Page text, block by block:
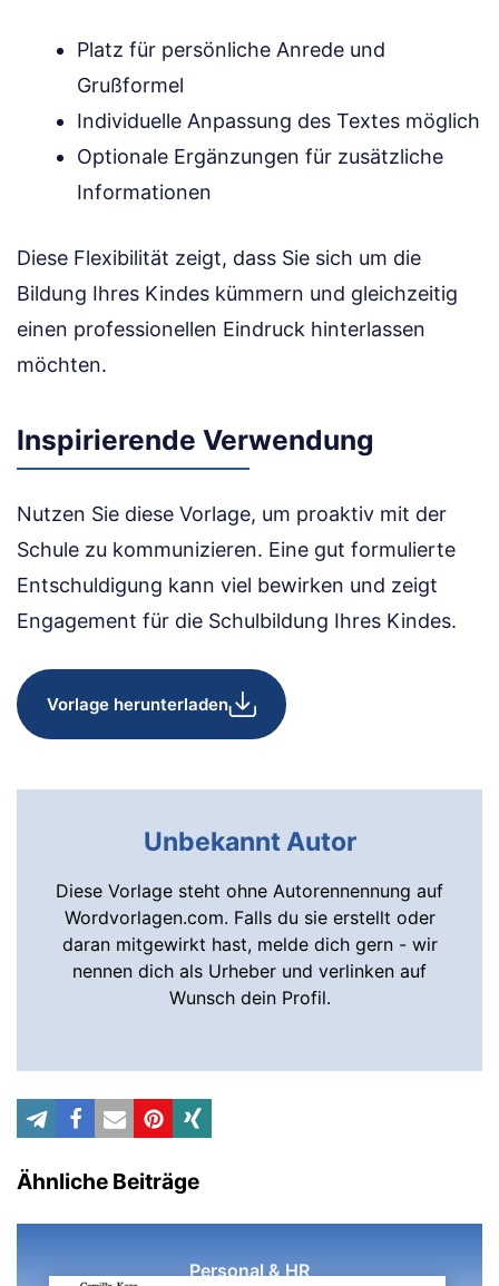
Platz für persönliche Anrede und
Grußformel
Individuelle Anpassung des Textes möglich
Optionale Ergänzungen für zusätzliche
Informationen
Diese Flexibilität zeigt, dass Sie sich um die
Bildung Ihres Kindes kümmern und gleichzeitig
einen professionellen Eindruck hinterlassen
möchten.
Inspirierende Verwendung
Nutzen Sie diese Vorlage, um proaktiv mit der
Schule zu kommunizieren. Eine gut formulierte
Entschuldigung kann viel bewirken und zeigt
Engagement für die Schulbildung Ihres Kindes.
Vorlage herunterladen
Unbekannt Autor
Diese Vorlage steht ohne Autorennennung auf
Wordvorlagen.com. Falls du sie erstellt oder
daran mitgewirkt hast, melde dich gern - wir
nennen dich als Urheber und verlinken auf
Wunsch dein Profil.
Ähnliche Beiträge
Personal & HR